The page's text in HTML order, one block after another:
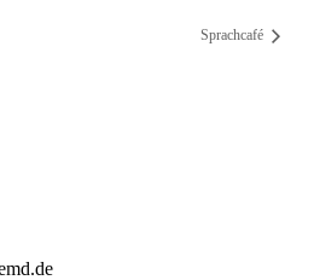
Sprachcafé